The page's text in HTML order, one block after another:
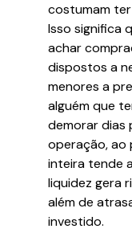
costumam
Isso significa
achar
dispostos a
menores a
alguém que
demorar dias
operação, ao
inteira tende
liquidez gera
além de
investido.